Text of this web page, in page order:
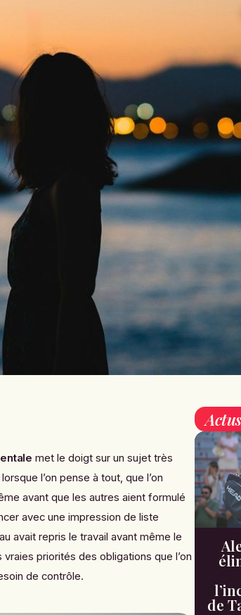
met le doigt sur un sujet très
l’on pense à tout, que l’on
avant que les autres aient formulé
avec une impression de liste
avait repris le travail avant même le
priorités des obligations que l’on
de contrôle.
Actus
de